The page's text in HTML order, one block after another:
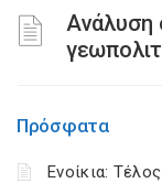
Ανάλυση
Πρόσφατα
Ενοίκια: